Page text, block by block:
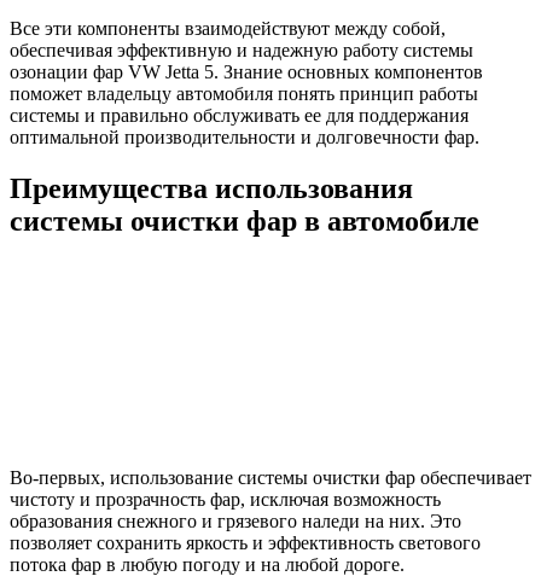
Все эти компоненты взаимодействуют между собой,
обеспечивая эффективную и надежную работу системы
озонации фар VW Jetta 5. Знание основных компонентов
поможет владельцу автомобиля понять принцип работы
системы и правильно обслуживать ее для поддержания
оптимальной производительности и долговечности фар.
Преимущества использования
системы очистки фар в автомобиле
Во-первых, использование системы очистки фар обеспечивает
чистоту и прозрачность фар, исключая возможность
образования снежного и грязевого наледи на них. Это
позволяет сохранить яркость и эффективность светового
потока фар в любую погоду и на любой дороге.